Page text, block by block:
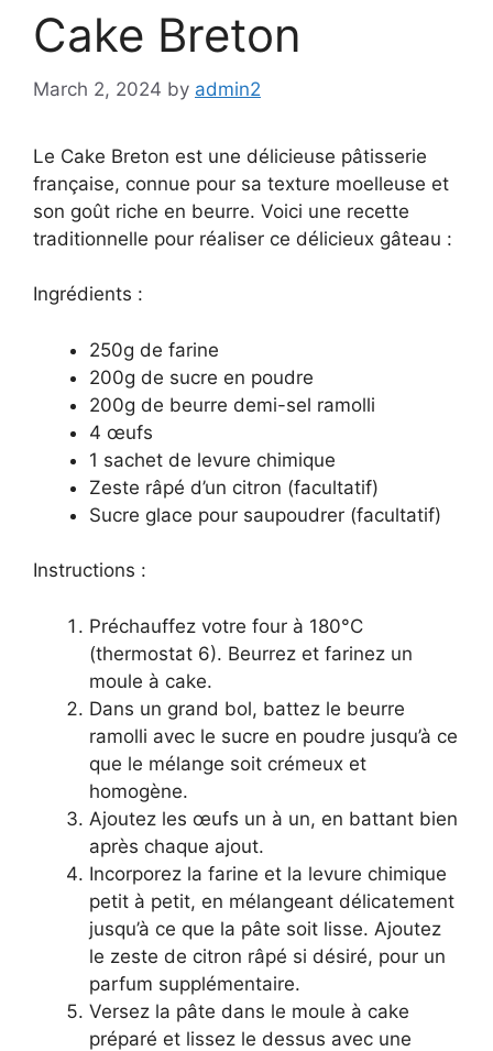
Cake Breton
March 2, 2024 by admin2
Le Cake Breton est une délicieuse pâtisserie
française, connue pour sa texture moelleuse et
son goût riche en beurre. Voici une recette
traditionnelle pour réaliser ce délicieux gâteau :
Ingrédients :
250g de farine
200g de sucre en poudre
200g de beurre demi-sel ramolli
4 œufs
1 sachet de levure chimique
Zeste râpé d’un citron (facultatif)
Sucre glace pour saupoudrer (facultatif)
Instructions :
Préchauffez votre four à 180°C
(thermostat 6). Beurrez et farinez un
moule à cake.
Dans un grand bol, battez le beurre
ramolli avec le sucre en poudre jusqu’à ce
que le mélange soit crémeux et
homogène.
Ajoutez les œufs un à un, en battant bien
après chaque ajout.
Incorporez la farine et la levure chimique
petit à petit, en mélangeant délicatement
jusqu’à ce que la pâte soit lisse. Ajoutez
le zeste de citron râpé si désiré, pour un
parfum supplémentaire.
Versez la pâte dans le moule à cake
préparé et lissez le dessus avec une